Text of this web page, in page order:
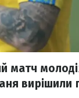
матч